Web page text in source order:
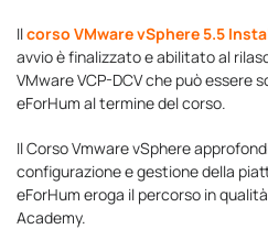
Ilcorso VMware vSphere 5.5
avvio è finalizzato e abilitato al
VMware VCP-DCV che può essere
eForHum al termine del corso.
Il Corso Vmware vSphere
configurazione e gestione della
eForHum eroga il percorso in
Academy.